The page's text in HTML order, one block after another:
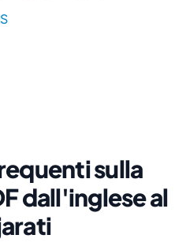
sulla
dall'inglese al